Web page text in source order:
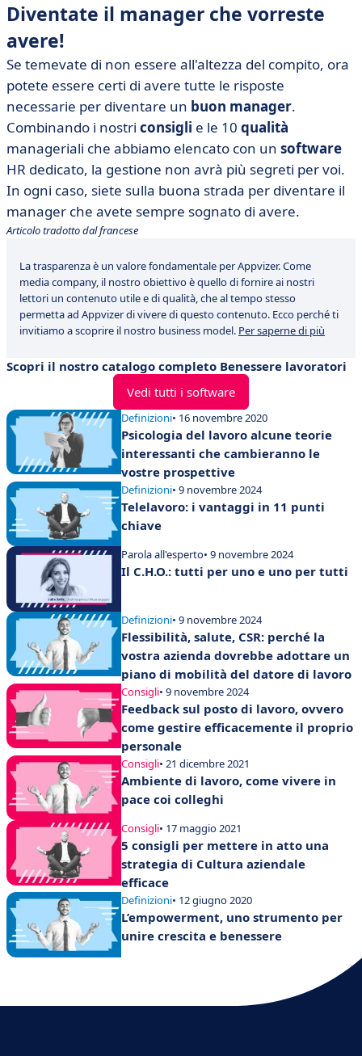
Diventate il manager che vorreste
avere!
Se temevate di non essere all'altezza del compito, ora
potete essere certi di avere tutte le risposte
necessarie per diventare un buon manager.
Combinando i nostri consigli e le 10 qualità
manageriali che abbiamo elencato con un software
HR dedicato, la gestione non avrà più segreti per voi.
In ogni caso, siete sulla buona strada per diventare il
manager che avete sempre sognato di avere.
Articolo tradotto dal francese
La trasparenza è un valore fondamentale per Appvizer. Come
media company, il nostro obiettivo è quello di fornire ai nostri
lettori un contenuto utile e di qualità, che al tempo stesso
permetta ad Appvizer di vivere di questo contenuto. Ecco perché ti
invitiamo a scoprire il nostro business model. Per saperne di più
Scopri il nostro catalogo completo Benessere lavoratori
Vedi tutti i software
Definizioni• 16 novembre 2020
Psicologia del lavoro alcune teorie
interessanti che cambieranno le
vostre prospettive
Definizioni• 9 novembre 2024
Telelavoro: i vantaggi in 11 punti
chiave
Parola all'esperto• 9 novembre 2024
Il C.H.O.: tutti per uno e uno per tutti
Definizioni• 9 novembre 2024
Flessibilità, salute, CSR: perché la
vostra azienda dovrebbe adottare un
piano di mobilità del datore di lavoro
Consigli• 9 novembre 2024
Feedback sul posto di lavoro, ovvero
come gestire efficacemente il proprio
personale
Consigli• 21 dicembre 2021
Ambiente di lavoro, come vivere in
pace coi colleghi
Consigli• 17 maggio 2021
5 consigli per mettere in atto una
strategia di Cultura aziendale
efficace
Definizioni• 12 giugno 2020
L’empowerment, uno strumento per
unire crescita e benessere